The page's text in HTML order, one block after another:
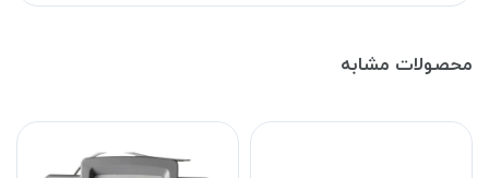
محصولات مشابه